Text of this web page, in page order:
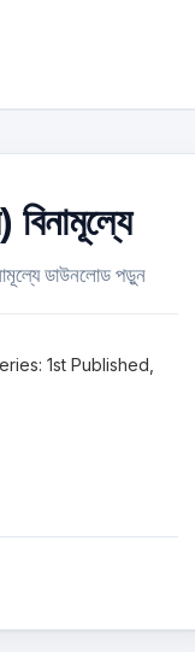
ডাউনলোড পড়ুন
1st Published,